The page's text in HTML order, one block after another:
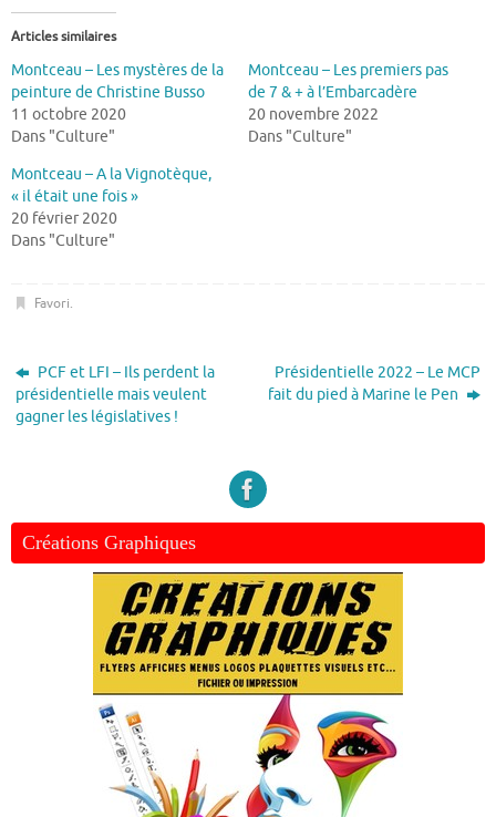
Articles similaires
Montceau – Les mystères de la
peinture de Christine Busso
11 octobre 2020
Dans "Culture"
Montceau – Les premiers pas
de 7 & + à l’Embarcadère
20 novembre 2022
Dans "Culture"
Montceau – A la Vignotèque,
« il était une fois »
20 février 2020
Dans "Culture"
Favori.
PCF et LFI – Ils perdent la
présidentielle mais veulent
gagner les législatives !
Présidentielle 2022 – Le MCP
fait du pied à Marine le Pen
Créations Graphiques